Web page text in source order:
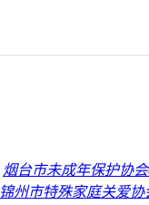
烟台市未成年保护协会
锦州市特殊家庭关爱协